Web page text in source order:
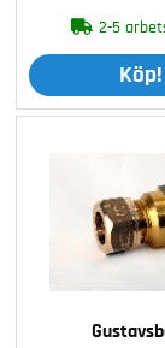
2-5
Köp!